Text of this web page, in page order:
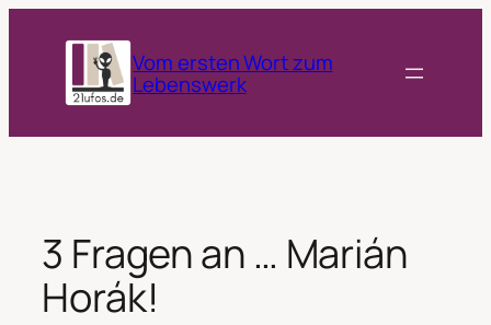
Vom ersten Wort zum
Lebenswerk
3 Fragen an … Marián
Horák!